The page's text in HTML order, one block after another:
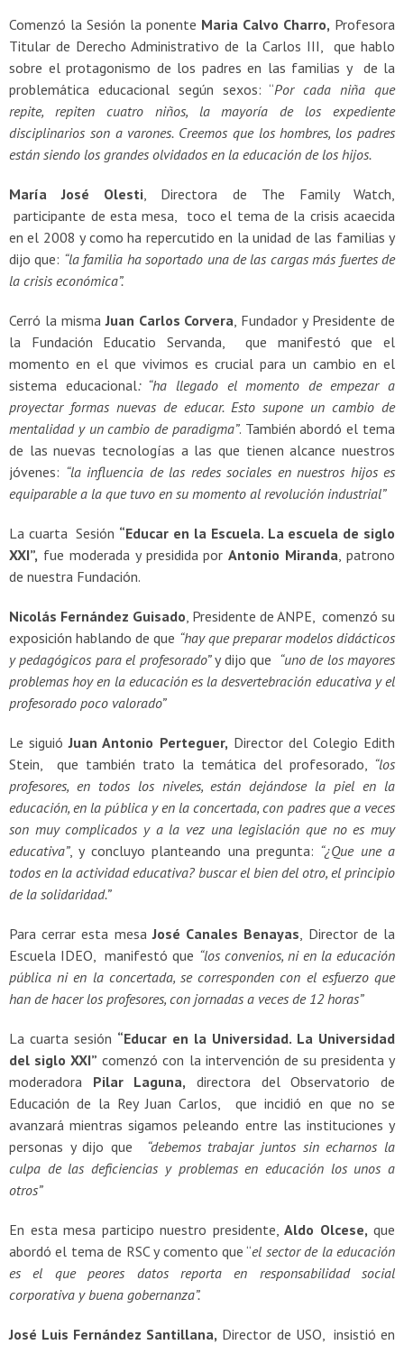
Comenzó la Sesión la ponente Maria Calvo Charro, Profesora
Titular de Derecho Administrativo de la Carlos III, que hablo
sobre el protagonismo de los padres en las familias y de la
problemática educacional según sexos: “Por cada niña que
repite, repiten cuatro niños, la mayoría de los expediente
disciplinarios son a varones. Creemos que los hombres, los padres
están siendo los grandes olvidados en la educación de los hijos.
María José Olesti , Directora de The Family Watch,
participante de esta mesa, toco el tema de la crisis acaecida
en el 2008 y como ha repercutido en la unidad de las familias y
dijo que: “la familia ha soportado una de las cargas más fuertes de
la crisis económica”.
Cerró la mismaJuan Carlos Corvera , Fundador y Presidente de
la Fundación Educatio Servanda, que manifestó que el
momento en el que vivimos es crucial para un cambio en el
sistema educacional: “ha llegado el momento de empezar a
proyectar formas nuevas de educar. Esto supone un cambio de
mentalidad y un cambio de paradigma”. También abordó el tema
de las nuevas tecnologías a las que tienen alcance nuestros
jóvenes: “la influencia de las redes sociales en nuestros hijos es
equiparable a la que tuvo en su momento al revolución industrial”
La cuarta Sesión “Educar en la Escuela. La escuela de siglo
XXI”, fue moderada y presidida porAntonio Miranda , patrono
de nuestra Fundación.
Nicolás Fernández Guisado , Presidente de ANPE, comenzó su
exposición hablando de que “hay que preparar modelos didácticos
y pedagógicos para el profesorado”y dijo que “uno de los mayores
problemas hoy en la educación es la desvertebración educativa y el
profesorado poco valorado”
Le siguióJuan Antonio Perteguer, Director del Colegio Edith
Stein, que también trato la temática del profesorado, “los
profesores, en todos los niveles, están dejándose la piel en la
educación, en la pública y en la concertada, con padres que a veces
son muy complicados y a la vez una legislación que no es muy
educativa”, y concluyo planteando una pregunta: “¿Que une a
todos en la actividad educativa? buscar el bien del otro, el principio
de la solidaridad.”
Para cerrar esta mesaJosé Canales Benayas , Director de la
Escuela IDEO, manifestó que “los convenios, ni en la educación
pública ni en la concertada, se corresponden con el esfuerzo que
han de hacer los profesores, con jornadas a veces de 12 horas”
La cuarta sesión “Educar en la Universidad. La Universidad
del siglo XXI” comenzó con la intervención de su presidenta y
moderadora Pilar Laguna, directora del Observatorio de
Educación de la Rey Juan Carlos, que incidió en que no se
avanzará mientras sigamos peleando entre las instituciones y
personas y dijo que “debemos trabajar juntos sin echarnos la
culpa de las deficiencias y problemas en educación los unos a
otros”
En esta mesa participo nuestro presidente, Aldo Olcese, que
abordó el tema de RSC y comento que “el sector de la educación
es el que peores datos reporta en responsabilidad social
corporativa y buena gobernanza”.
José Luis Fernández Santillana, Director de USO, insistió en